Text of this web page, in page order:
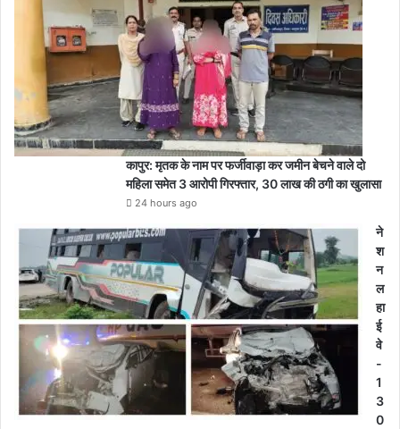
कापुर: मृतक के नाम पर फर्जीवाड़ा कर जमीन बेचने वाले दो
महिला समेत 3 आरोपी गिरफ्तार, 30 लाख की ठगी का खुलासा
24 hours ago
ने
श
न
ल
हा
ई
वे
-
1
3
0